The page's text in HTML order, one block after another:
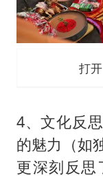
打
‌4、文化反
的魅力（如
更深刻反